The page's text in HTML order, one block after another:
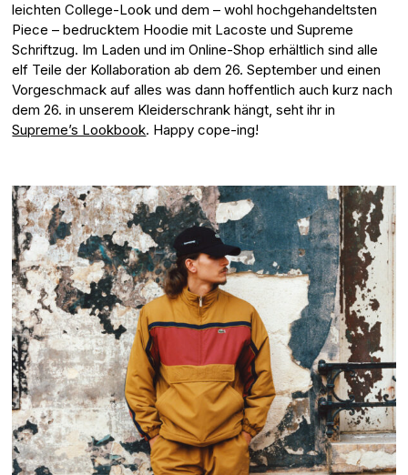
leichten College-Look und dem – wohl hochgehandeltsten
Piece – bedrucktem Hoodie mit Lacoste und Supreme
Schriftzug. Im Laden und im Online-Shop erhältlich sind alle
elf Teile der Kollaboration ab dem 26. September und einen
Vorgeschmack auf alles was dann hoffentlich auch kurz nach
dem 26. in unserem Kleiderschrank hängt, seht ihr in
Supreme’s Lookbook. Happy cope-ing!